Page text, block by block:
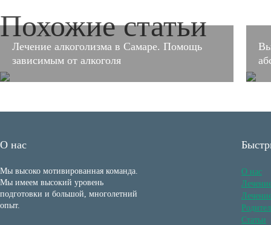
Похожие статьи
Лечение алкоголизма в Самаре. Помощь
зависимым от алкоголя
О нас
Мы высоко мотивированная команда.
Мы имеем высокий уровень
подготовки и большой, многолетний
опыт.
О нас
Статьи